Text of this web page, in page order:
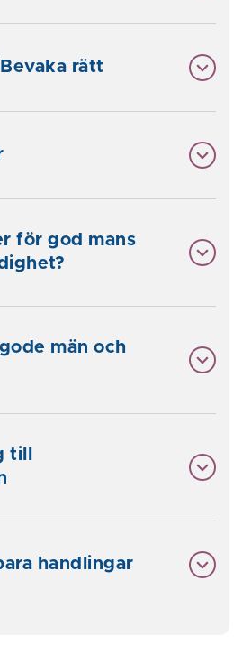
rätt
för god mans
män och
till
handlingar